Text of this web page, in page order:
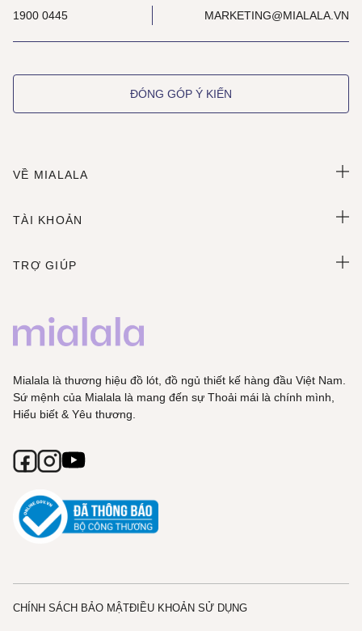
1900 0445 MARKETING@MIALALA.VN
ĐÓNG GÓP Ý KIẾN
VỀ MIALALA
TÀI KHOẢN
TRỢ GIÚP
Mialala là thương hiệu đồ lót, đồ ngủ thiết kế hàng đầu Việt Nam.
Sứ mệnh của Mialala là mang đến sự Thoải mái là chính mình,
Hiểu biết & Yêu thương.
CHÍNH SÁCH BẢO MẬTĐIỀU KHOẢN SỬ DỤNG